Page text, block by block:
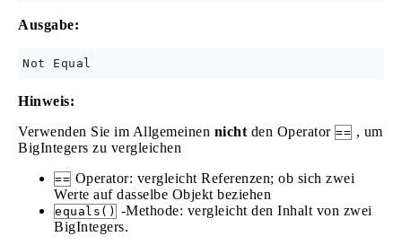
Ausgabe:
Hinweis:
Verwenden Sie im Allgemeinen nicht den Operator == , um
BigIntegers zu vergleichen
== Operator: vergleicht Referenzen; ob sich zwei
Werte auf dasselbe Objekt beziehen
equals() -Methode: vergleicht den Inhalt von zwei
BigIntegers.